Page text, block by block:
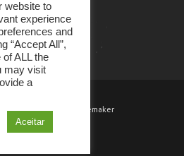
Developed by Codemaker
website to
experience
and
“Accept All”,
ALL the
may visit
a
Aceitar